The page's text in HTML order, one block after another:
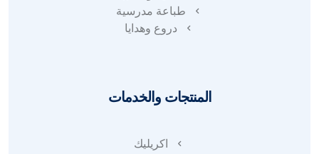
طباعة مدرسية
دروع وهدايا
المنتجات والخدمات
اكريليك